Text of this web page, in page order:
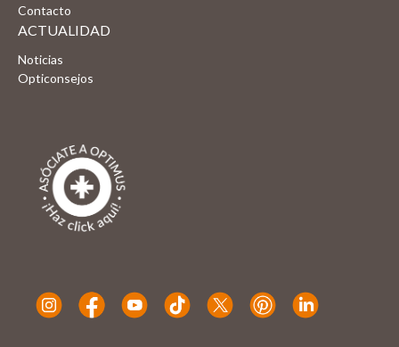
Contacto
ACTUALIDAD
Noticias
Opticonsejos